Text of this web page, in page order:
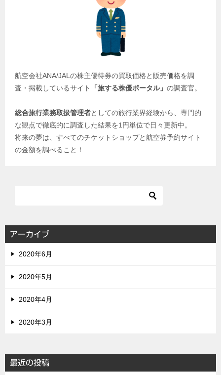
航空会社ANA/JALの株主優待券の買取価格と販売価格を調
査・掲載しているサイト
「旅する株優ポータル」 の調査官。
総合旅行業務取扱管理者としての旅行業界経験から、専門的
な観点で徹底的に調査した結果を1円単位で日々更新中。
将来の夢は、すべてのチケットショップと航空券予約サイト
の金額を調べること！
アーカイブ
2020年6月
2020年5月
2020年4月
2020年3月
最近の投稿